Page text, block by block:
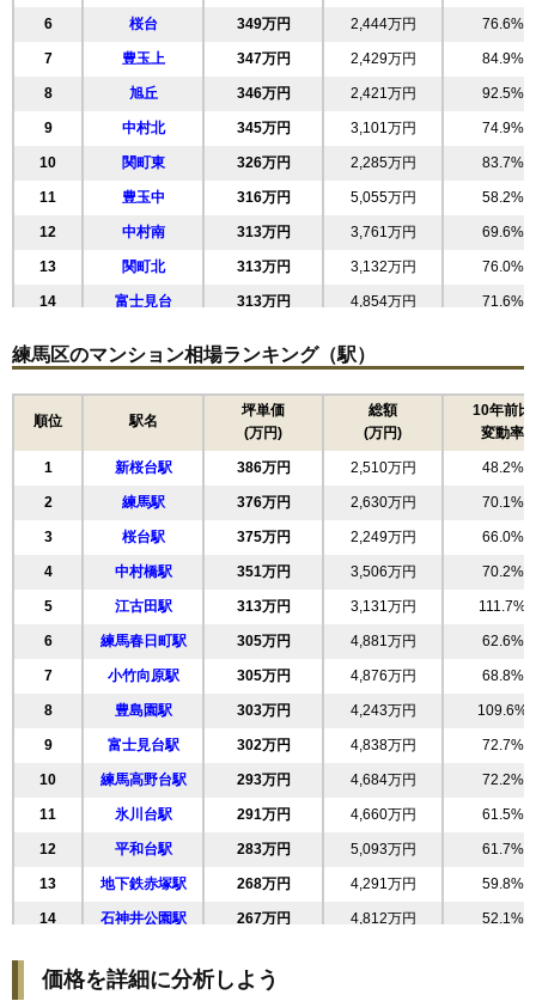
光が丘パークタウンいちょう通り東第3団地1号
交通 光が丘駅（3分）
相場 8,320万円～8,720万円
(88.5万円/㎡~92.8万円/㎡)
マンションナビで
無料一括査定をする
ディアマークスキャピタルタワー
住所 東京都練馬区豊玉北6丁目
交通 練馬駅（2分）
相場 11,040万円～11,440万円
(133万円/㎡~137.8万円/㎡)
マンションナビで
無料一括査定をする
上石神井ハイム
上石神井駅（8分）
相場 3,850万円～4,150万円
(47.5万円/㎡~51.2万円/㎡)
マンションナビで
無料一括査定をする
上石神井ハイム2号棟
東京都練馬区石神井台4丁目
相場 4,850万円～5,250万円
6 桜台 349万円 2,444万円 76.6%
7 豊玉上 347万円 2,429万円 84.9%
8 旭丘 346万円 2,421万円 92.5%
9 中村北 345万円 3,101万円 74.9%
10 関町東 326万円 2,285万円 83.7%
11 豊玉中 316万円 5,055万円 58.2%
12 中村南 313万円 3,761万円 69.6%
13 関町北 313万円 3,132万円 76.0%
14 富士見台 313万円 4,854万円 71.6%
16 中村 298万円 5,367万円 64.3%
297万円 4,750万円 53.1%
289万円 4,625万円 57.4%
19 東大泉 286万円 5,154万円 57.5%
20 南田中 285万円 4,415万円 76.1%
21 平和台 283万円 5,087万円 61.4%
22 豊玉南 281万円 4,490万円 57.5%
23 錦 280万円 2,523万円 75.2%
24 早宮 278万円 5,009万円 58.5%
25 高野台 278万円 5,003万円 81.8%
26 貫井 278万円 3,613万円 100.4%
27 北町 277万円 4,158万円 78.6%
28 氷川台 277万円 4,434万円 66.7%
29 旭町 273万円 5,183万円 62.5%
30 上石神井 273万円 3,542万円 77.3%
31 小竹町 271万円 4,338万円 85.8%
32 立野町 269万円 5,115万円 45.5%
34 関町南 248万円
練馬区のマンション相場ランキング（駅）
順位 駅名
坪単価
(万円)
総額
(万円)
10年前比
変動率
1 新桜台駅 386万円 2,510万円 48.2%
2 練馬駅 376万円 2,630万円 70.1%
3 桜台駅 375万円 2,249万円 66.0%
4 中村橋駅 351万円 3,506万円 70.2%
5 江古田駅 313万円 3,131万円 111.7%
6 練馬春日町駅 305万円 4,881万円 62.6%
7 小竹向原駅 305万円 4,876万円 68.8%
8 豊島園駅 303万円 4,243万円 109.6%
9 富士見台駅 302万円 4,838万円 72.7%
10 練馬高野台駅 293万円 4,684万円 72.2%
11 氷川台駅 291万円 4,660万円 61.5%
12 平和台駅 283万円 5,093万円 61.7%
13 地下鉄赤塚駅 268万円 4,291万円 59.8%
14 石神井公園駅 267万円 4,812万円 52.1%
16 光が丘駅 253万円
価格を詳細に分析しよう